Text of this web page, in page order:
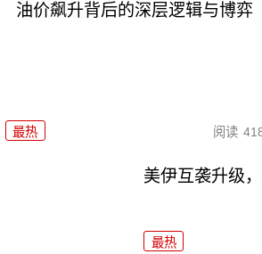
油价飙升背后的深层逻辑与博弈
最热 阅读
美伊互袭升级
最热